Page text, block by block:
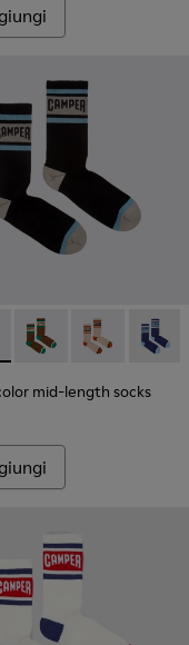
001 - Calze medie
- KA00070-002 -
mid-length
Multicolor mid-
Multicolor
mid-length socks